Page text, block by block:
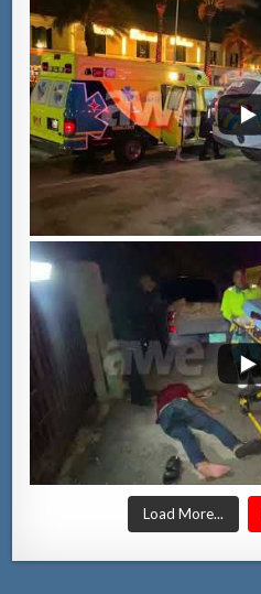
Load More...